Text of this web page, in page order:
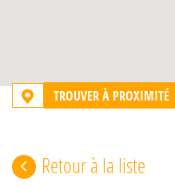
TROUVER À PROXIMITÉ
Retour à la liste